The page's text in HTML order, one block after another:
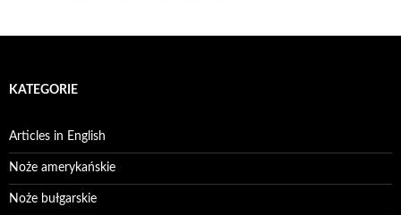
KATEGORIE
Articles in English
Noże amerykańskie
Noże bułgarskie